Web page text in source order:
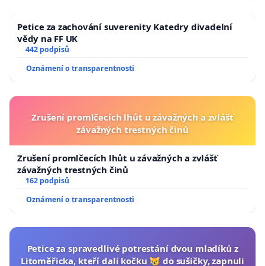
Petice za zachování suverenity Katedry divadelní
vědy na FF UK
442 podpisů
Oznámení o transparentnosti
Zrušení promlčecích lhůt u závažných a zvlášť
závažných trestných činů
Zrušení promlčecích lhůt u závažných a zvlášť
závažných trestných činů
162 podpisů
Oznámení o transparentnosti
Petice za spravedlivé potrestání dvou mladíků z
Litoměřicka, kteří dali kočku 😿 do sušičky, zapnuli